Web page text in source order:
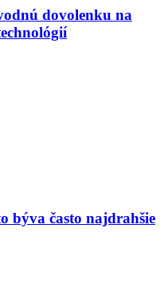
dovolenku na
býva často najdrahšie